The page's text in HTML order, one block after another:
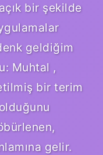
bir şekilde
geldiğim
Muhtal ,
bir terim
gelir.